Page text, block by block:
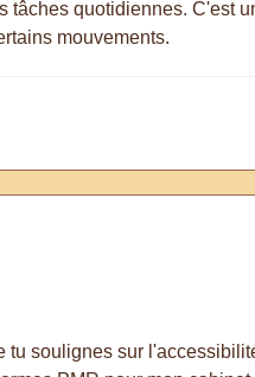
tâches quotidiennes. C'est
mouvements.
tu soulignes sur